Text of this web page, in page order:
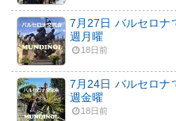
7月27日 バルセロナ
週月曜
18日前
7月24日 バルセロナ
週金曜
18日前